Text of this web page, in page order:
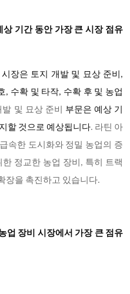
상 기간 동안 가장 큰 시장 점유
장은 토지 개발 및 묘상 준비,
, 수확 및 타작, 수확 후 및 농업
발 및 묘상 준비 부문은 예상 기
할 것으로 예상됩니다. 라틴 아
속한 도시화와 정밀 농업의 증
정교한 농업 장비, 특히 트랙
장을 촉진하고 있습니다.
업 장비 시장에서 가장 큰 점유